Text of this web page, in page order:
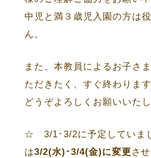
中児と満３歳児入園の方は
ん。
また、本教員によるお子さ
ただきたく、すぐ終わりま
どうぞよろしくお願いいたし
☆ 3/1･3/2に予定していま
は3/2(水)･3/4(金)に変更さ